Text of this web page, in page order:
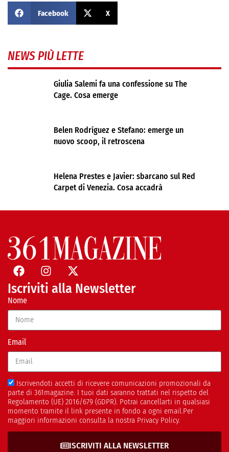
Facebook X
NEWS PIÙ LETTE
Giulia Salemi fa una confessione su The
Cage. Cosa emerge
Belen Rodríguez e Stefano: emerge un
nuovo scoop, il retroscena
Helena Prestes e Javier: sbarcano sul Red
Carpet di Venezia. Cosa accadrà
Iscriviti alla Newsletter
Nome
Email
Iscrivendoti accetti di ricevere comunicazioni promozionali da
parte di 361magazine. I tuoi dati saranno trattati nel rispetto del
Regolamento (UE) 2016/679 (GDPR). Potrai cancellarti in qualsiasi
momento tramite il link presente in fondo a ogni email.Per
maggiori informazioni consulta la nostra Privacy Policy.
ISCRIVITI ALLA NEWSLETTER